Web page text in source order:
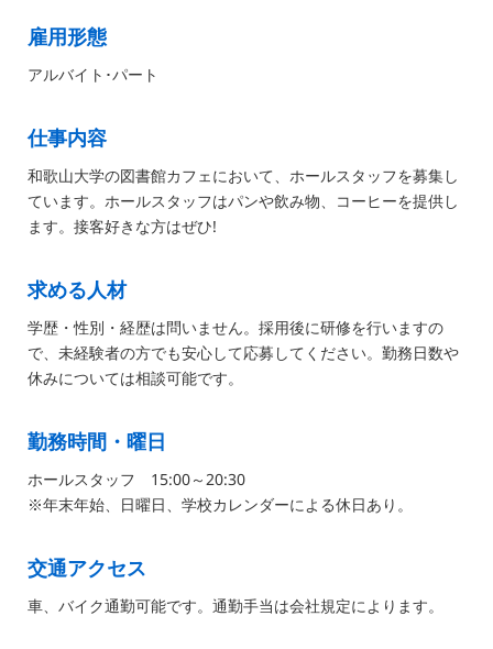
雇用形態
アルバイト･パート
仕事内容
和歌山大学の図書館カフェにおいて、ホールスタッフを募集し
ています。ホールスタッフはパンや飲み物、コーヒーを提供し
ます。接客好きな方はぜひ!
求める人材
学歴・性別・経歴は問いません。採用後に研修を行いますの
で、未経験者の方でも安心して応募してください。勤務日数や
休みについては相談可能です。
勤務時間・曜日
ホールスタッフ 15:00～20:30
※年末年始、日曜日、学校カレンダーによる休日あり。
交通アクセス
車、バイク通勤可能です。通勤手当は会社規定によります。